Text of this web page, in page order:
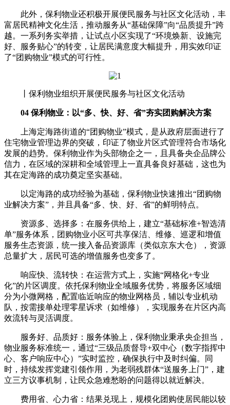
此外，保利物业还积极开展便民服务与社区文化活动，丰
富居民精神文化生活，推动服务从“基础保障”向“品质提升”跨
越。一系列务实举措，让试点小区实现了“环境焕新、设施完
好、服务贴心”的转变，让居民满意度大幅提升，用实效印证
了“团购物业”模式的可行性。
丨保利物业组织开展便民服务与社区文化活动
04 保利物业：以“多、快、好、省”夯实团购解决方案
上海定海路街道的“团购物业”模式，是从政府层面进行了
住宅物业管理边界的突破，印证了物业片区式管理符合市场化
发展的趋势。保利物业作为头部物企之一，且具备央企品牌公
信力，在区域的深耕和全域管理上一直具备良好基础，这也为
其在定海路的成功奠定坚实基础。
以定海路的成功经验为基础，保利物业快速推出“团购物
业解决方案”，并且具备“多、快、好、省”的鲜明特点。
资源多、选择多：在服务供给上，建立“基础标准+智选清
单”服务体系，团购物业小区可共享保洁、维修、巡逻和增值
服务生态资源，统一接入备品资源库（类似京东大仓），资源
总量扩大，居民可选的增值服务也变多了。
响应快、流转快：在运营方式上，实施“网格化+专业
化”的片区调度。依托保利物业全域服务优势，将服务区域细
分为小微网格，配置临近响应的物业网格员，辅以专业机动
队，按需接单处理零星诉求（如维修），实现服务在片区内高
效流转与灵活调度。
服务好、品质好：服务体验上，保利物业秉承央企担当，
物业服务标准统一，通过“三级品质督导+双中心（数字指挥中
心、客户响应中心）”实时监控，确保执行中及时纠偏。同
时，持续发挥党建引领作用，为老弱残群体“送服务上门”，建
立三方议事机制，让民众急难愁盼的问题得以就近解决。
费用省、心力省：结果兑现上，规模化团购使居民能以较